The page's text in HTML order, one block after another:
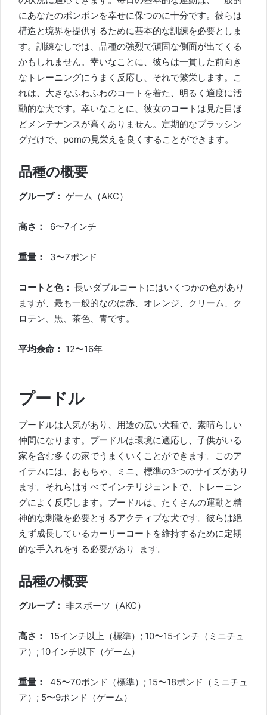
にあなたのポンポンを幸せに保つのに十分です。彼らは
構造と境界を提供するために基本的な訓練を必要としま
す。訓練なしでは、品種の強烈で頑固な側面が出てくる
かもしれません。幸いなことに、彼らは一貫した前向き
なトレーニングにうまく反応し、それで繁栄します。こ
れは、大きなふわふわのコートを着た、明るく適度に活
動的な犬です。幸いなことに、彼女のコートは見た目ほ
どメンテナンスが高くありません。定期的なブラッシン
グだけで、pomの見栄えを良くすることができます。
品種の概要
グループ： ゲーム（AKC）
高さ： 6〜7インチ
重量： 3〜7ポンド
コートと色： 長いダブルコートにはいくつかの色があり
ますが、最も一般的なのは赤、オレンジ、クリーム、ク
ロテン、黒、茶色、青です。
平均余命： 12〜16年
プードル
プードルは人気があり、用途の広い犬種で、素晴らしい
仲間になります。プードルは環境に適応し、子供がいる
家を含む多くの家でうまくいくことができます。このア
イテムには、おもちゃ、ミニ、標準の3つのサイズがあり
ます。それらはすべてインテリジェントで、トレーニン
グによく反応します。プードルは、たくさんの運動と精
神的な刺激を必要とするアクティブな犬です。彼らは絶
えず成長しているカーリーコート を維持するために定期
的な手入れをする必要があり
ます。
品種の概要
グループ： 非スポーツ（AKC）
高さ：
15インチ以上（標準）; 10〜15インチ（ミニチュ
ア）; 10インチ以下（ゲーム）
重量：
45〜70ポンド（標準）; 15〜18ポンド（ミニチュ
ア）; 5〜9ポンド（ゲーム）